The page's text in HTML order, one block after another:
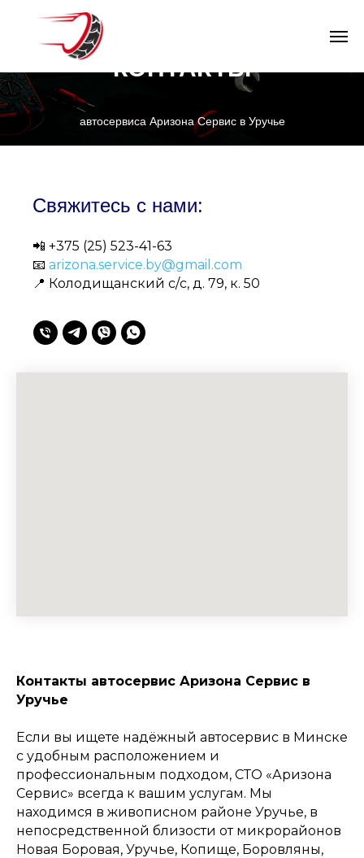
КОНТАКТЫ
автосервиса Аризона Сервис в Уручье
Свяжитесь с нами:
📲 +375 (25) 523-41-63
📧 arizona.service.by@gmail.com
📍 Колодищанский с/с, д. 79, к. 50
Контакты автосервис Аризона Сервис в
Уручье
Если вы ищете надёжный автосервис в Минске
с удобным расположением и
профессиональным подходом, СТО «Аризона
Сервис» всегда к вашим услугам. Мы
находимся в живописном районе Уручье, в
непосредственной близости от микрорайонов
Новая Боровая, Уручье, Копище, Боровляны,